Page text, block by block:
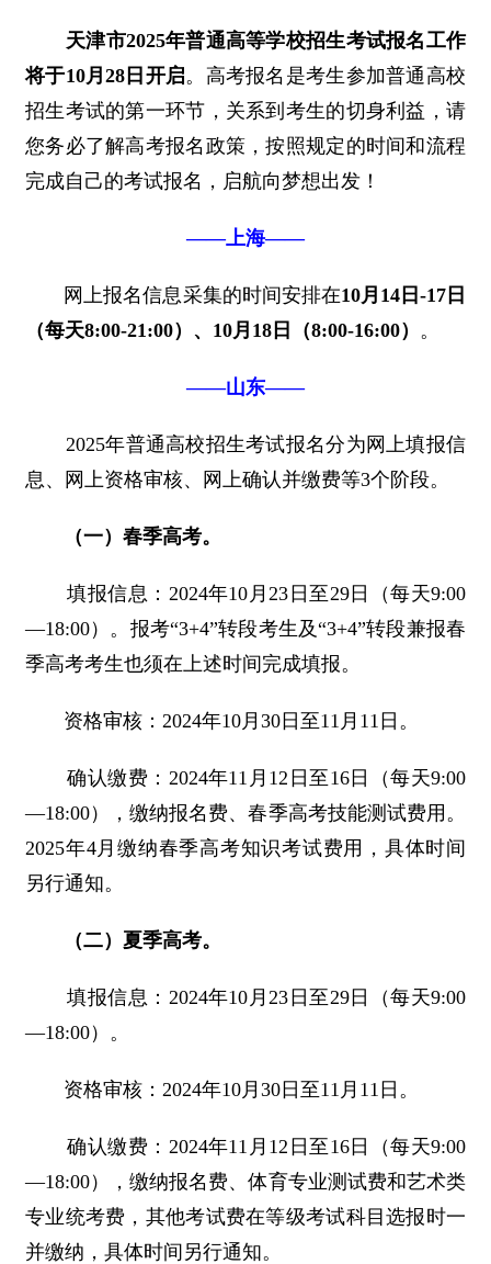
天津市2025年普通高等学校招生考试报名工作
将于10月28日开启。高考报名是考生参加普通高校
招生考试的第一环节，关系到考生的切身利益，请
您务必了解高考报名政策，按照规定的时间和流程
完成自己的考试报名，启航向梦想出发！
——上海——
网上报名信息采集的时间安排在10月14日-17日
（每天8:00-21:00）、10月18日（8:00-16:00） 。
——山东——
2025年普通高校招生考试报名分为网上填报信
息、网上资格审核、网上确认并缴费等3个阶段。
（一）春季高考。
填报信息：2024年10月23日至29日（每天9:00
—18:00）。报考“3+4”转段考生及“3+4”转段兼报春
季高考考生也须在上述时间完成填报。
资格审核：2024年10月30日至11月11日。
确认缴费：2024年11月12日至16日（每天9:00
—18:00），缴纳报名费、春季高考技能测试费用。
2025年4月缴纳春季高考知识考试费用，具体时间
另行通知。
（二）夏季高考。
填报信息：2024年10月23日至29日（每天9:00
—18:00）。
资格审核：2024年10月30日至11月11日。
确认缴费：2024年11月12日至16日（每天9:00
—18:00），缴纳报名费、体育专业测试费和艺术类
专业统考费，其他考试费在等级考试科目选报时一
并缴纳，具体时间另行通知。